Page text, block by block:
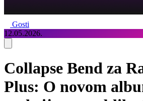
Gosti
12.05.2026.
Collapse Bend za
Plus: O novom